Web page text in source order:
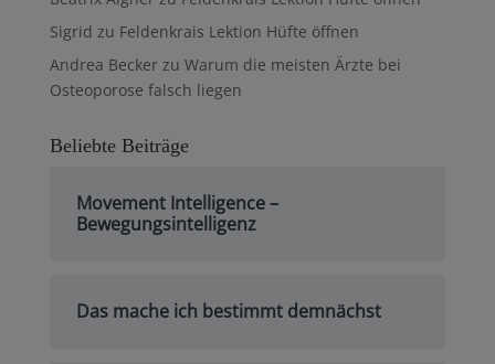
Sigrid zu Feldenkrais Lektion Hüfte öffnen
Andrea Beckerzu Warum die meisten Ärzte bei
Osteoporose falsch liegen
Beliebte Beiträge
Movement Intelligence –
Bewegungsintelligenz
Das mache ich bestimmt demnächst